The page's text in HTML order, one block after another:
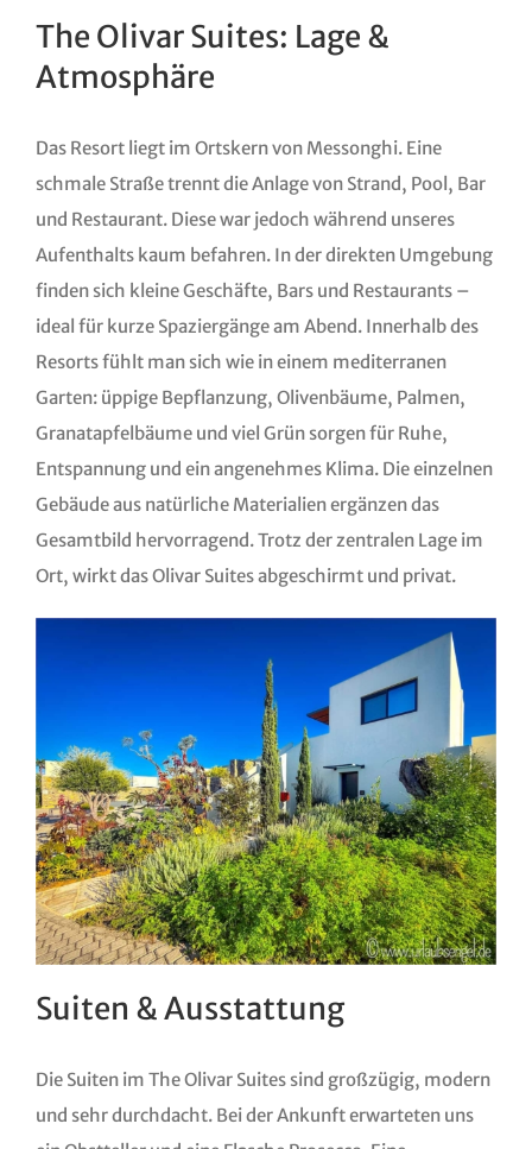
The Olivar Suites: Lage &
Atmosphäre
Das Resort liegt im Ortskern von Messonghi. Eine
schmale Straße trennt die Anlage von Strand, Pool, Bar
und Restaurant. Diese war jedoch während unseres
Aufenthalts kaum befahren. In der direkten Umgebung
finden sich kleine Geschäfte, Bars und Restaurants –
ideal für kurze Spaziergänge am Abend. Innerhalb des
Resorts fühlt man sich wie in einem mediterranen
Garten: üppige Bepflanzung, Olivenbäume, Palmen,
Granatapfelbäume und viel Grün sorgen für Ruhe,
Entspannung und ein angenehmes Klima. Die einzelnen
Gebäude aus natürliche Materialien ergänzen das
Gesamtbild hervorragend. Trotz der zentralen Lage im
Ort, wirkt das Olivar Suites abgeschirmt und privat.
Suiten & Ausstattung
Die Suiten im The Olivar Suites sind großzügig, modern
und sehr durchdacht. Bei der Ankunft erwarteten uns